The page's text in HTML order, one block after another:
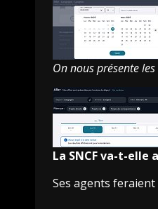
On nous présente
La SNCFva-t-elle
Ses agents